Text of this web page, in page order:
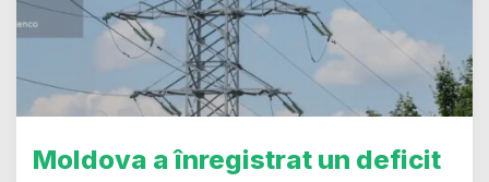
Moldova a înregistrat un deficit